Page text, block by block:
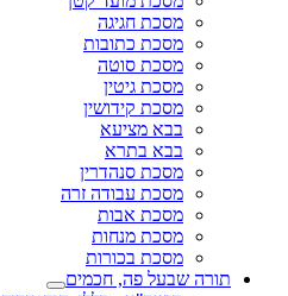
מסכת חגיגה
מסכת כתובות
מסכת סוטה
מסכת גיטין
מסכת קידושין
בבא מציעא
בבא בתרא
מסכת סנהדרין
מסכת עבודה זרה
מסכת אבות
מסכת מנחות
מסכת בכורות
תורה שבעל פה, חכמים